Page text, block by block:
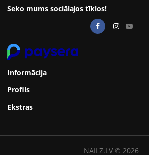
Seko mums sociālajos tīklos!
Informācija
Profils
Ekstras
NAILZ.LV © 2026